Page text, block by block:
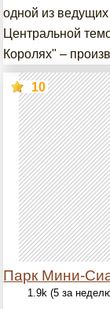
одной из
Центральной
Королях" –
Парк Мини-
10
1.9k (5 за